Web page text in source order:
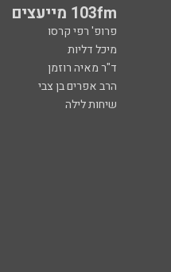
103fm מייעצים
פרופ' רפי קרסו
מיכל דליות
ד"ר מאיה רוזמן
הרב אפרים בן צבי
שיחות לילה